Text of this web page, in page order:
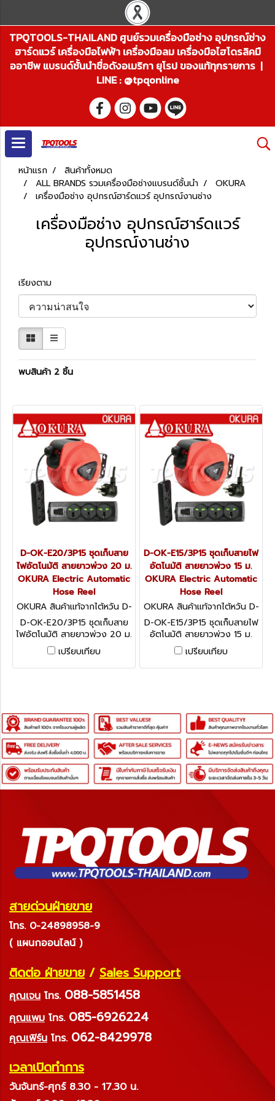
TPQTOOLS-THAILAND ศูนย์รวมเครื่องมือช่าง อุปกรณ์ช่าง
ฮาร์ดแวร์ เครื่องมือไฟฟ้า เครื่องมือลม เครื่องมือไฮโดรลิคมื
ออาชีพ แบรนด์ชั้นนำชื่อดังอเมริกา ยุโรป ของแท้ทุกรายการ |
LINE : @tpqonline
หน้าแรก
สินค้าทั้งหมด
ALL BRANDS รวมเครื่องมือช่างแบรนด์ชั้นนำ
OKURA
เครื่องมือช่าง อุปกรณ์ฮาร์ดแวร์ อุปกรณ์งานช่าง
เครื่องมือช่าง อุปกรณ์ฮาร์ดแวร์
อุปกรณ์งานช่าง
เรียงตาม
พบสินค้า 2 ชิ้น
D-OK-E20/3P15 ชุดเก็บสาย
ไฟอัตโนมัติ สายยาวพ่วง 20 ม.
OKURA Electric Automatic
Hose Reel
OKURA สินค้าแท้จากไต้หวัน D-
OK-E20/3P15
D-OK-E20/3P15 ชุดเก็บสาย
ไฟอัตโนมัติ สายยาวพ่วง 20 ม.
OKURA Electric Automatic
Hose Reel
เปรียบเทียบ
D-OK-E15/3P15 ชุดเก็บสายไฟ
อัตโนมัติ สายยาวพ่วง 15 ม.
OKURA Electric Automatic
Hose Reel
OKURA สินค้าแท้จากไต้หวัน D-
OK-E15/3P15
D-OK-E15/3P15 ชุดเก็บสายไฟ
อัตโนมัติ สายยาวพ่วง 15 ม.
OKURA Electric Automatic
Hose Reel
เปรียบเทียบ
สายด่วนฝ่ายขาย
โทร. 0-24898958-9
( แผนกออนไลน์ )
ติดต่อ ฝ่ายขาย / Sales Support
คุณเจน โทร. 088-5851458
คุณแพม โทร. 085-6926224
คุณเฟิร์น โทร. 062-8429978
เวลาเปิดทำการ
วันจันทร์-ศุกร์ 8.30 - 17.30 น.